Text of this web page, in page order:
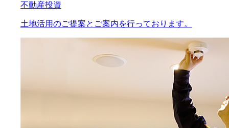
不動産投資
土地活用のご提案とご案内を行っております。